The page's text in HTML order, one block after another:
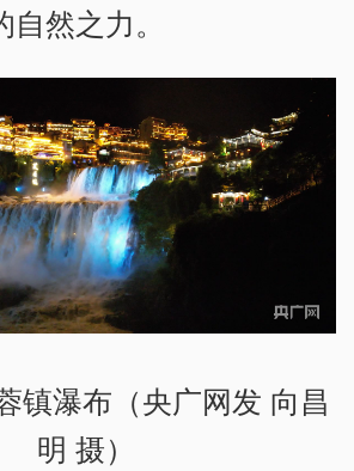
然之力。
镇瀑布（央广网发 向昌
明 摄）